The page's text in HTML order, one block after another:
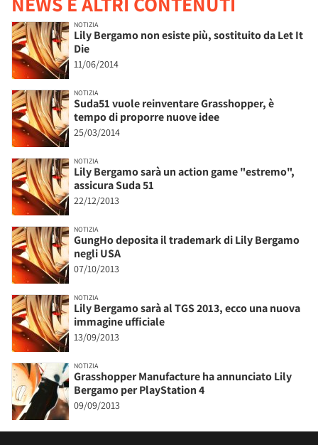
NOTIZIA
Lily Bergamo non esiste più, sostituito da Let It
Die
11/06/2014
NOTIZIA
Suda51 vuole reinventare Grasshopper, è
tempo di proporre nuove idee
25/03/2014
NOTIZIA
Lily Bergamo sarà un action game "estremo",
assicura Suda 51
22/12/2013
NOTIZIA
GungHo deposita il trademark di Lily Bergamo
negli USA
07/10/2013
NOTIZIA
Lily Bergamo sarà al TGS 2013, ecco una nuova
immagine ufficiale
13/09/2013
NOTIZIA
Grasshopper Manufacture ha annunciato Lily
Bergamo per PlayStation 4
09/09/2013